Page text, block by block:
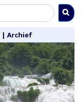
| Archief